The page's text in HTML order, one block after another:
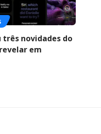
três novidades do
em